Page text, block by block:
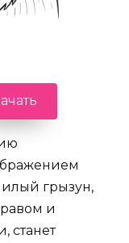
грызун,
и
станет